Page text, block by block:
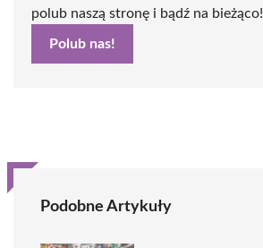
polub naszą stronę i bądź na bieżąco!
Polub nas!
Podobne Artykuły